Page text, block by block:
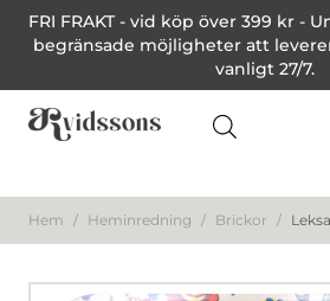
FRI FRAKT - vid köp över 399 kr -
begränsade möjligheter att
vanligt 27/7.
Hem / Heminredning / Brickor /